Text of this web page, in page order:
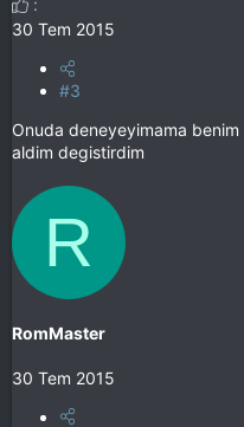
30 Tem 2015
#3
Onuda deneyeyimama
aldim degistirdim
R
RomMaster
30 Tem 2015